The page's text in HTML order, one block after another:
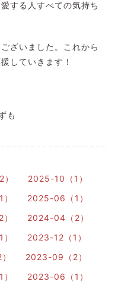
する人すべての気持ち
ざいました。これから
していきます！
も
2025-10（1）
2025-06（1）
2024-04（2）
2023-12（1）
2023-09（2）
2023-06（1）